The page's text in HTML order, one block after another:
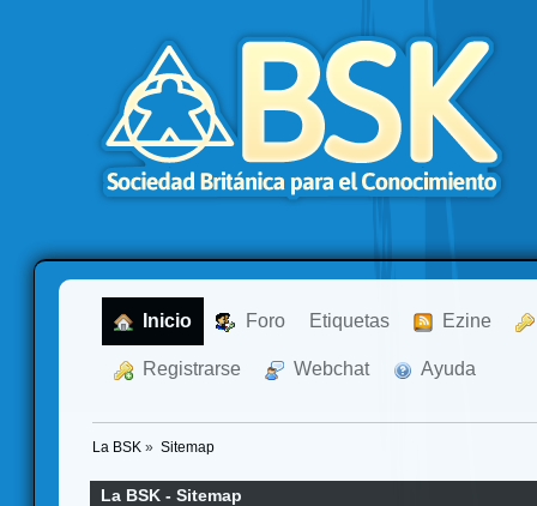
Inicio Foro Etiquetas Ezine
Registrarse Webchat Ayuda
La BSK » Sitemap
La BSK - Sitemap